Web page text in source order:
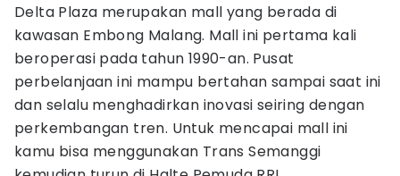
Delta Plaza merupakan mall yang berada di
kawasan Embong Malang. Mall ini pertama kali
beroperasi pada tahun 1990-an. Pusat
perbelanjaan ini mampu bertahan sampai saat ini
dan selalu menghadirkan inovasi seiring dengan
perkembangan tren. Untuk mencapai mall ini
kamu bisa menggunakan Trans Semanggi